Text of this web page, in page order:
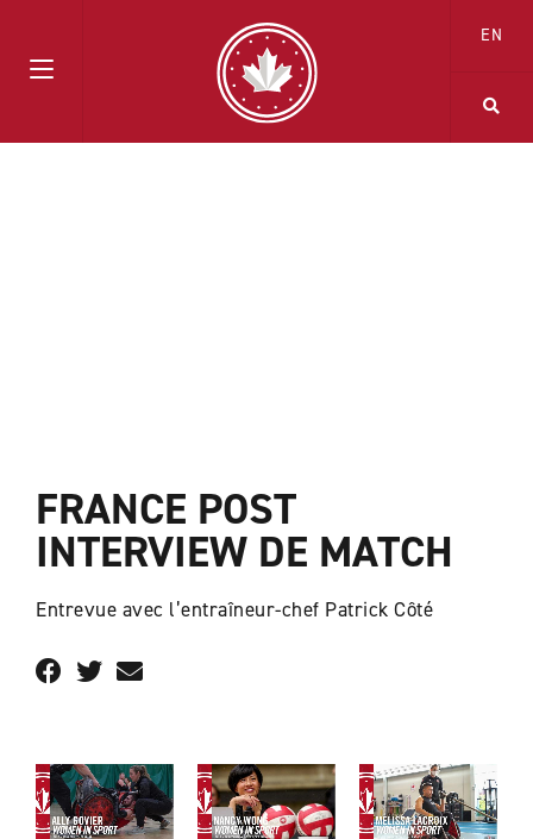
EN
FRANCE POST
INTERVIEW DE MATCH
Entrevue avec l’entraîneur-chef Patrick Côté